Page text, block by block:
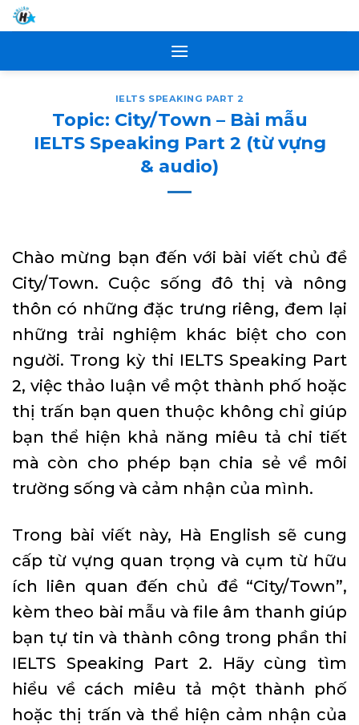
Skip
to
IELTS SPEAKING PART 2
Topic: City/Town – Bài mẫu
IELTS Speaking Part 2 (từ vựng
& audio)
Chào mừng bạn đến với bài viết chủ đề
City/Town. Cuộc sống đô thị và nông
thôn có những đặc trưng riêng, đem lại
những trải nghiệm khác biệt cho con
người. Trong kỳ thi IELTS Speaking Part
2, việc thảo luận về một thành phố hoặc
thị trấn bạn quen thuộc không chỉ giúp
bạn thể hiện khả năng miêu tả chi tiết
mà còn cho phép bạn chia sẻ về môi
trường sống và cảm nhận của mình.
Trong bài viết này, Hà English sẽ cung
cấp từ vựng quan trọng và cụm từ hữu
ích liên quan đến chủ đề “City/Town”,
kèm theo bài mẫu và file âm thanh giúp
bạn tự tin và thành công trong phần thi
IELTS Speaking Part 2. Hãy cùng tìm
hiểu về cách miêu tả một thành phố
hoặc thị trấn và thể hiện cảm nhận của